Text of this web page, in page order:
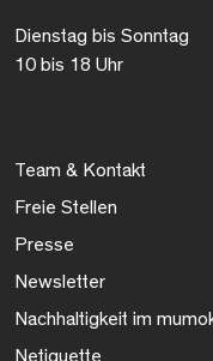
Dienstag bis Sonntag
10 bis 18 Uhr
Team & Kontakt
Freie Stellen
Presse
Newsletter
Nachhaltigkeit im
Netiquette